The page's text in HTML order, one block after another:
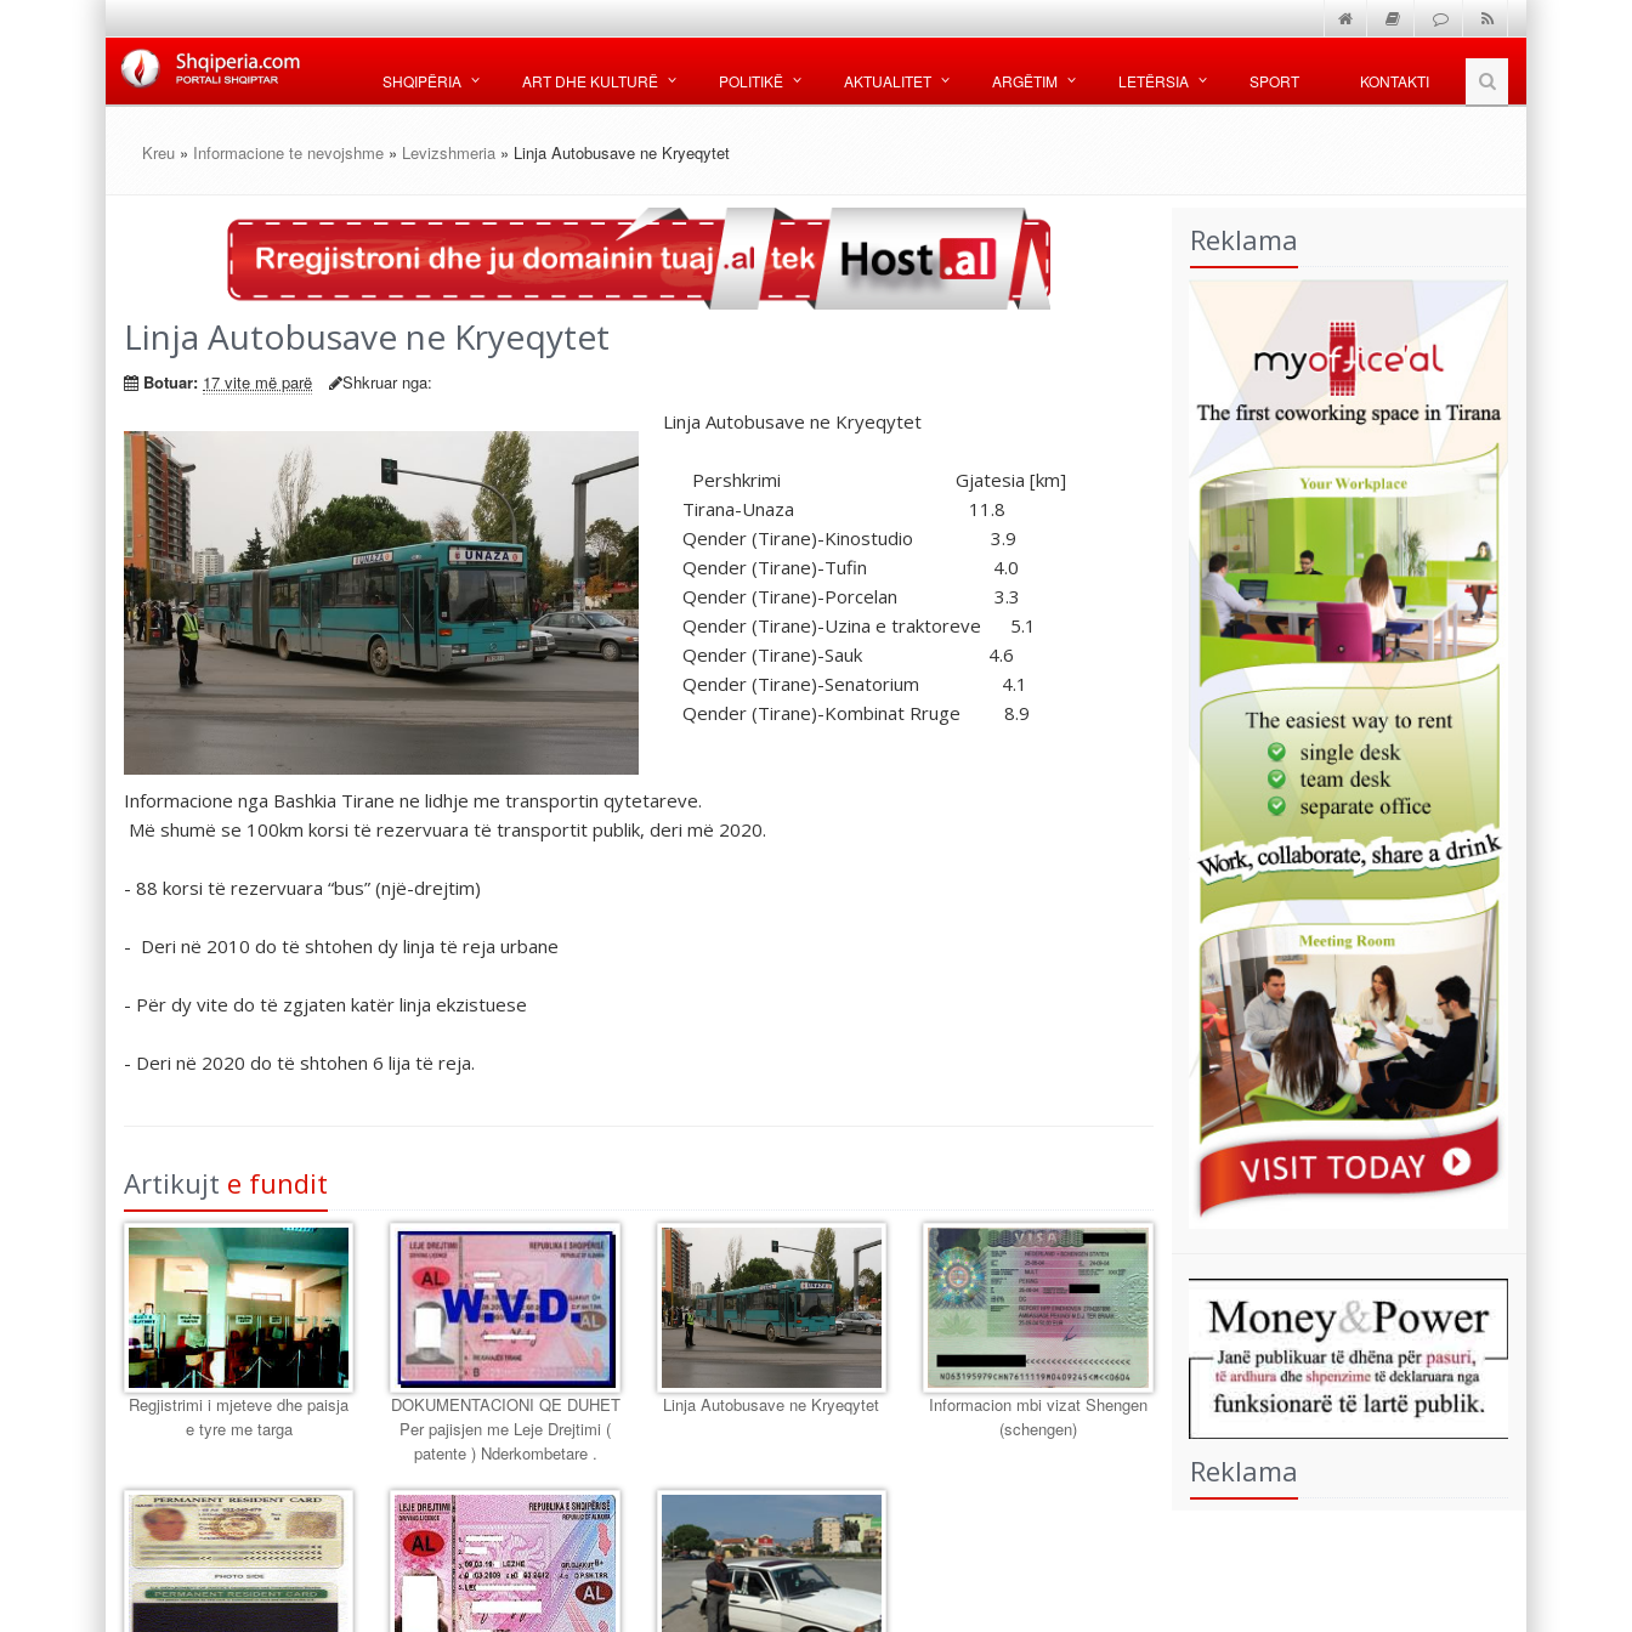
SHQIPËRIA ART DHE KULTURË POLITIKË AKTUALITET ARGËTIM LETËRSIA SPORT KONTAKTI
Kreu » Informacione te nevojshme » Levizshmeria » Linja Autobusave ne Kryeqytet
Linja Autobusave ne Kryeqytet
Botuar: 17 vite më parë Shkruar nga:
Linja Autobusave ne Kryeqytet
Pershkrimi Gjatesia [km]
Tirana-Unaza 11.8
Qender (Tirane)-Kinostudio 3.9
Qender (Tirane)-Tufin 4.0
Qender (Tirane)-Porcelan 3.3
Qender (Tirane)-Uzina e traktoreve 5.1
Qender (Tirane)-Sauk 4.6
Qender (Tirane)-Senatorium 4.1
Qender (Tirane)-Kombinat Rruge 8.9
Informacione nga Bashkia Tirane ne lidhje me transportin qytetareve.
Më shumë se 100km korsi të rezervuara të transportit publik, deri më 2020.
- 88 korsi të rezervuara “bus” (një-drejtim)
- Deri në 2010 do të shtohen dy linja të reja urbane
- Për dy vite do të zgjaten katër linja ekzistuese
- Deri në 2020 do të shtohen 6 lija të reja.
Artikujt e fundit
Regjistrimi i mjeteve dhe paisja
e tyre me targa
DOKUMENTACIONI QE DUHET
Per pajisjen me Leje Drejtimi (
patente ) Nderkombetare .
Linja Autobusave ne Kryeqytet
Informacion mbi vizat Shengen
(schengen)
Reklama
Reklama